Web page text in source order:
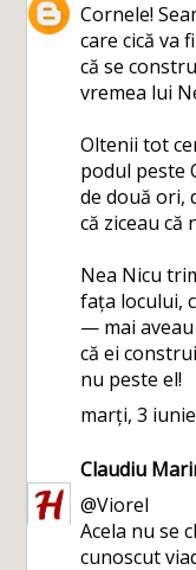
Cornele!
care cică va
că se
vremea lui
Oltenii tot
podul peste
de două ori,
că ziceau că
Nea Nicu
fața locului,
— mai aveau
că ei
nu peste el!
marți, 3 iunie
Claudiu
@Viorel
Acela nu se
cunoscut